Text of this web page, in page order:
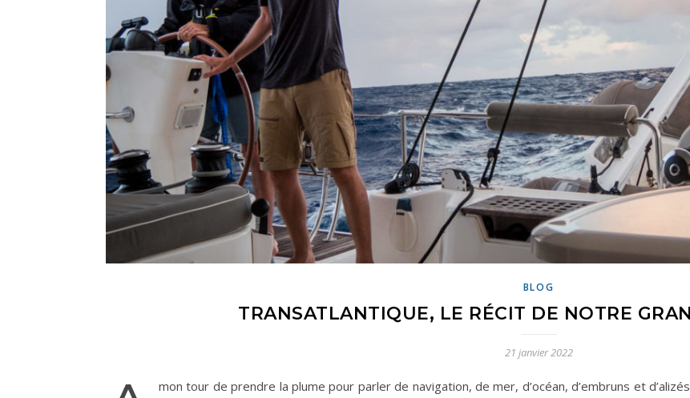
BLOG
TRANSATLANTIQUE, LE RÉCIT DE NOTRE
21 janvier 2022
mon tour de prendre la plume pour parler de navigation, de mer, d’océan, d’embruns et